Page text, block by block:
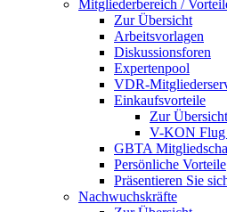
Mitgliederbereich /
Zur Übersicht
Arbeitsvorlagen
Diskussionsforen
Expertenpool
VDR-
Einkaufsvorteile
Zur Übersicht
V-KON Flug
GBTA
Persönliche Vorteile
Präsentieren Sie
Nachwuchskräfte